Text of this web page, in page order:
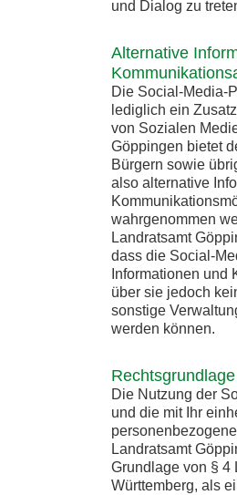
und Dialog zu
Alternative
Die Social-Media-
lediglich ein
von Sozialen
Göppingen bietet
Bürgern sowie
also alternative
wahrgenommen
Landratsamt
dass die Social-
Informationen und
über sie jedoch
sonstige
werden können.
Die Nutzung der
und die mit Ihr
Landratsamt
Grundlage von § 4
Württemberg, als